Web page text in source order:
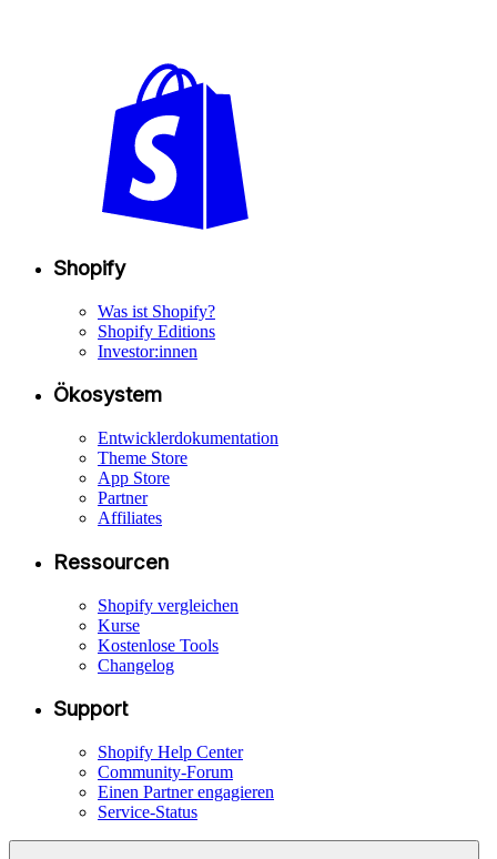
Shopify
Was ist Shopify?
Shopify Editions
Investor:innen
Ökosystem
Entwicklerdokumentation
Theme Store
App Store
Partner
Affiliates
Ressourcen
Shopify vergleichen
Kurse
Kostenlose Tools
Changelog
Support
Shopify Help Center
Community-Forum
Einen Partner engagieren
Service-Status